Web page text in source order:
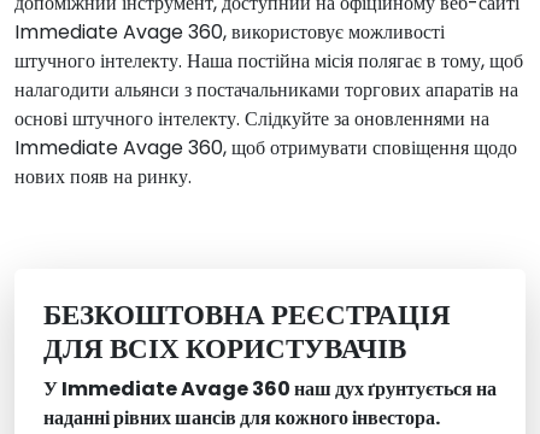
Immediate Avage 360, використовує можливості
штучного інтелекту. Наша постійна місія полягає в тому, щоб
налагодити альянси з постачальниками торгових апаратів на
основі штучного інтелекту. Слідкуйте за оновленнями на
Immediate Avage 360, щоб отримувати сповіщення щодо
нових появ на ринку.
БЕЗКОШТОВНА РЕЄСТРАЦІЯ
ДЛЯ ВСІХ КОРИСТУВАЧІВ
У Immediate Avage 360 наш дух ґрунтується на
наданні рівних шансів для кожного інвестора.